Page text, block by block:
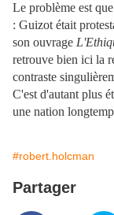
Le problème est
: Guizot était
son ouvrage
retrouve bien ici la
contraste
C'est d'autant plus
une nation
#robert.holcman
Partager